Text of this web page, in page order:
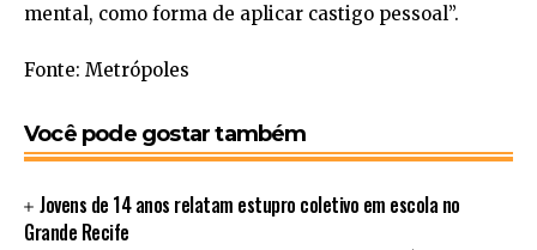
mental, como forma de aplicar castigo pessoal”.
Fonte: Metrópoles
Você pode gostar também
Jovens de 14 anos relatam estupro coletivo em escola no
Grande Recife